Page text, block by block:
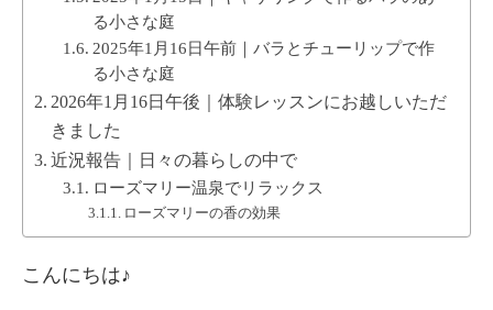
る小さな庭
2025年1月16日午前｜バラとチューリップで作
る小さな庭
2026年1月16日午後｜体験レッスンにお越しいただ
きました
近況報告｜日々の暮らしの中で
ローズマリー温泉でリラックス
ローズマリーの香の効果
こんにちは♪